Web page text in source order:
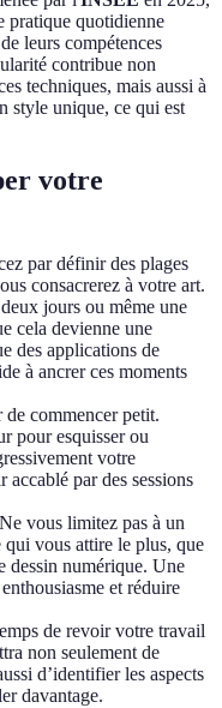
pratique quotidienne
leurs compétences
contribue non
techniques, mais aussi à
style unique, ce qui est
votre
par définir des plages
consacrerez à votre art.
jours ou même une
cela devienne une
des applications de
à ancrer ces moments
de commencer petit.
pour esquisser ou
votre
accablé par des sessions
vous limitez pas à un
vous attire le plus, que
dessin numérique. Une
et réduire
de revoir votre travail
non seulement de
d’identifier les aspects
davantage.